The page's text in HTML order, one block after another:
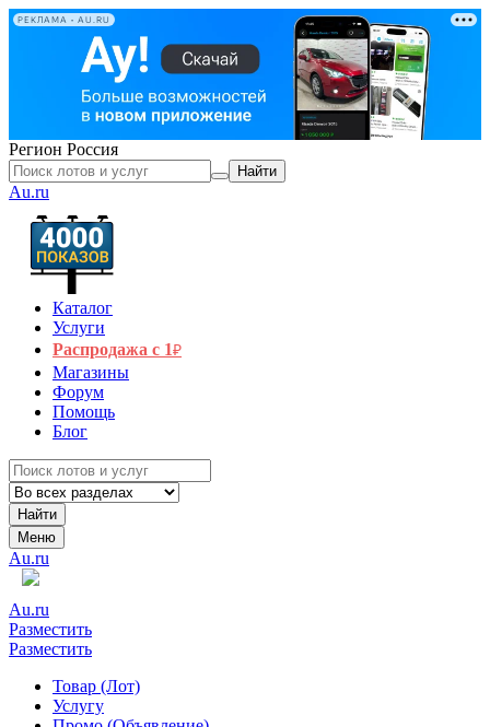
РЕКЛАМА • AU.RU
Регион Россия
Найти
Au.ru
Каталог
Услуги
Распродажа с 1₽
Магазины
Форум
Помощь
Блог
Найти
Меню
Au.ru
Au.ru
Разместить
Разместить
Товар (Лот)
Услугу